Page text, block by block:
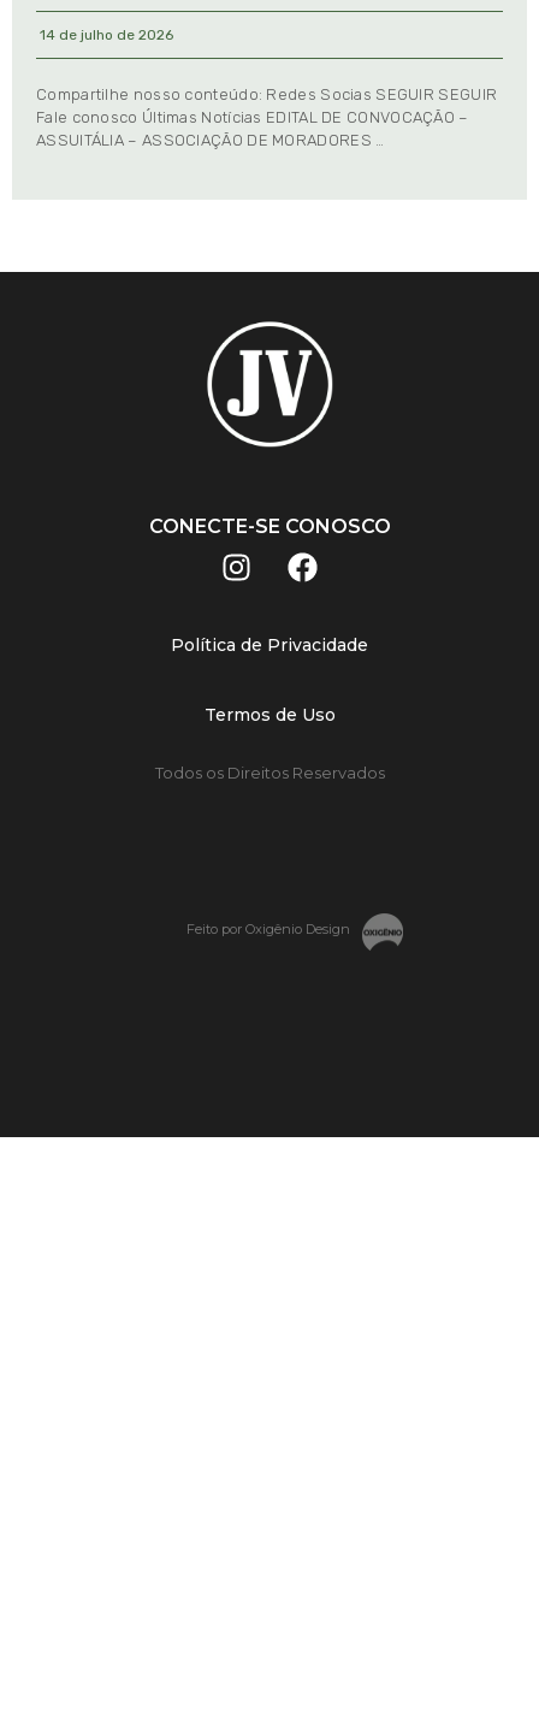
14 de julho de 2026
Compartilhe nosso conteúdo: Redes Socias SEGUIR SEGUIR
Fale conosco Últimas Notícias EDITAL DE CONVOCAÇÃO –
ASSUITÁLIA – ASSOCIAÇÃO DE MORADORES …
CONECTE-SE CONOSCO
Política de Privacidade
Termos de Uso
Todos os Direitos Reservados
Feito por Oxigênio Design